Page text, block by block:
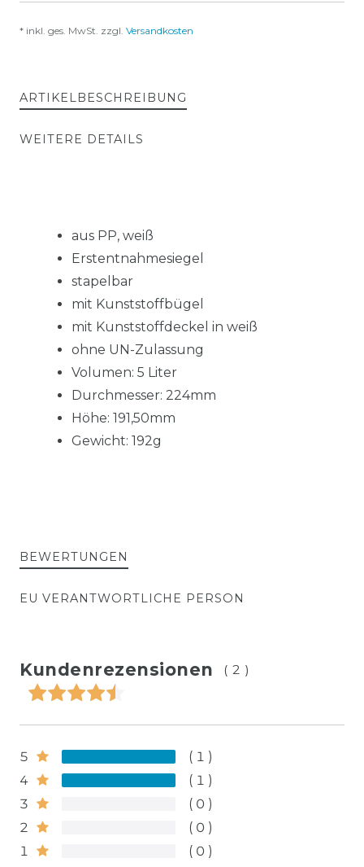
* inkl. ges. MwSt. zzgl. Versandkosten
ARTIKELBESCHREIBUNG
WEITERE DETAILS
aus PP, weiß
Erstentnahmesiegel
stapelbar
mit Kunststoffbügel
mit Kunststoffdeckel in weiß
ohne UN-Zulassung
Volumen: 5 Liter
Durchmesser: 224mm
Höhe: 191,50mm
Gewicht: 192g
BEWERTUNGEN
EU VERANTWORTLICHE PERSON
Kundenrezensionen (2)
5
1
4
1
3
0
2
0
1
0